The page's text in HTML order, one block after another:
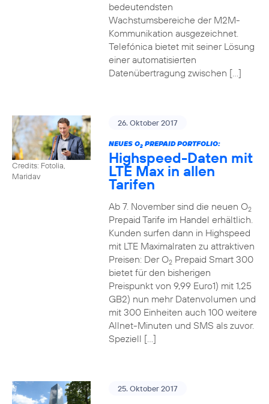
bedeutendsten
Wachstumsbereiche der M2M-
Kommunikation ausgezeichnet.
Telefónica bietet mit seiner Lösung
einer automatisierten
Datenübertragung zwischen […]
Credits: Fotolia,
Maridav
26. Oktober 2017
NEUES O2PREPAID PORTFOLIO:
Highspeed-Daten mit
LTE Max in allen
Tarifen
Ab 7. November sind die neuen O2
Prepaid Tarife im Handel erhältlich.
Kunden surfen dann in Highspeed
mit LTE Maximalraten zu attraktiven
Preisen: Der O2Prepaid Smart 300
bietet für den bisherigen
Preispunkt von 9,99 Euro1) mit 1,25
GB2) nun mehr Datenvolumen und
mit 300 Einheiten auch 100 weitere
Allnet-Minuten und SMS als zuvor.
Speziell […]
25. Oktober 2017